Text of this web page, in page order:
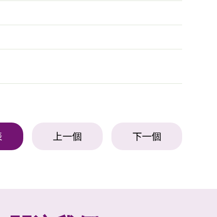
上一個 下一個